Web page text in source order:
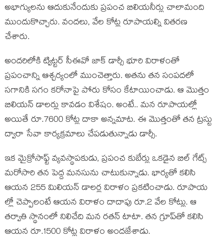
అభాగ్యులను ఆదుకునేందుకు ప్రపంచ బిలియనీర్లు చాలామంది
ముందుకొచ్చారు. వందలు, వేల కోట్ల రూపాయల్ని వితరణ
చేశారు.
అందరిలోకి ట్విట్టర్ సీఈవో జాక్ డార్సీ భూరి విరాళంతో
ప్రపంచాన్ని ఆశ్చర్యంలో ముంచెత్తారు. అతను తన సంపదలో
సగానికి సగం కరోనాపై పోరు కోసం కేటాయించాడు. ఆ మొత్తం
బిలియన్ డాలర్లు కావడం విశేషం. అంటే.. మన రూపాయల్లో
అయితే రూ.7600 కోట్ల దాకా అన్నమాట. ఈ మొత్తంతో తన ట్రస్టు
ద్వారా సేవా కార్యక్రమాలు చేపడుతున్నాడు డార్సీ.
ఇక మైక్రోసాఫ్ట్ వ్యవస్థాపకుడు, ప్రపంచ కుబేర్లు ఒకడైన బిల్ గేట్స్
మరోసారి తన పెద్ద మనసును చాటుకున్నాడు. భార్యతో కలిసి
ఆయన 255 మిలియన్ డాలర్ల విరాళం ప్రకటించాడు. రూపాయ
ల్లో చెప్పాలంటే ఆయన విరాళం దాదాపు రూ.2 వేల కోట్లు. ఆ
తర్వాతి స్థానంలో నిలిచేది మన రతన్ టాటా. తన గ్రూప్‌తో కలిసి
ఆయన రూ.1500 కోట్ల విరాళం అందజేశాడు.